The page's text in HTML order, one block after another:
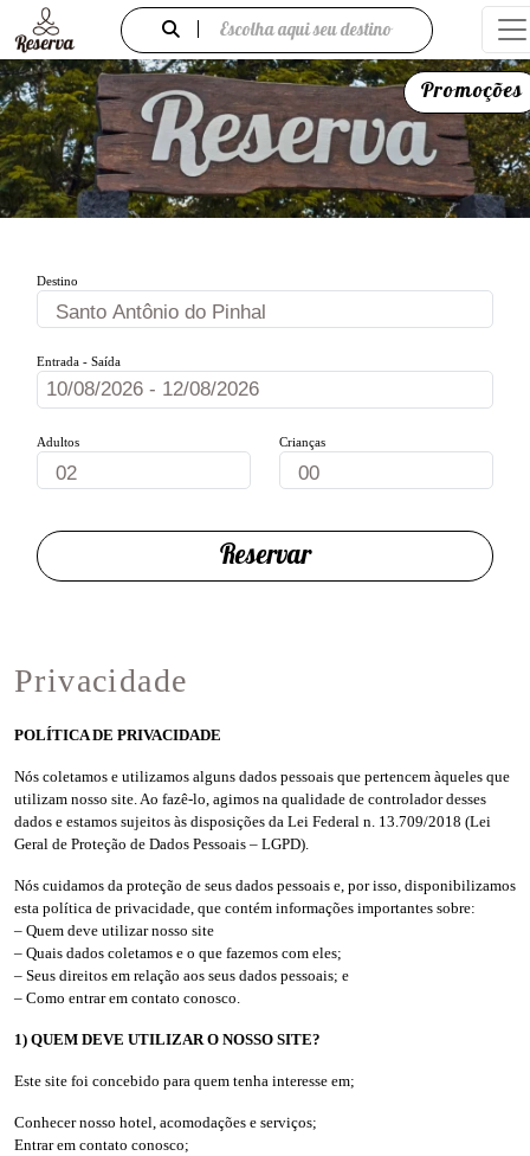
Escolha aqui seu destino
Promoções
Destino
Entrada - Saída
Adultos Crianças
Reservar
Privacidade
POLÍTICA DE PRIVACIDADE
Nós coletamos e utilizamos alguns dados pessoais que pertencem àqueles que
utilizam nosso site. Ao fazê-lo, agimos na qualidade de controlador desses
dados e estamos sujeitos às disposições da Lei Federal n. 13.709/2018 (Lei
Geral de Proteção de Dados Pessoais – LGPD).
Nós cuidamos da proteção de seus dados pessoais e, por isso, disponibilizamos
esta política de privacidade, que contém informações importantes sobre:
– Quem deve utilizar nosso site
– Quais dados coletamos e o que fazemos com eles;
– Seus direitos em relação aos seus dados pessoais; e
– Como entrar em contato conosco.
1) QUEM DEVE UTILIZAR O NOSSO SITE?
Este site foi concebido para quem tenha interesse em;
Conhecer nosso hotel, acomodações e serviços;
Entrar em contato conosco;